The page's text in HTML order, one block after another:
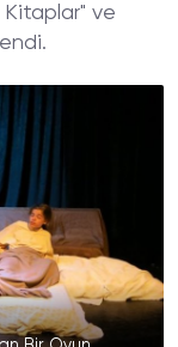
Kitaplar" ve